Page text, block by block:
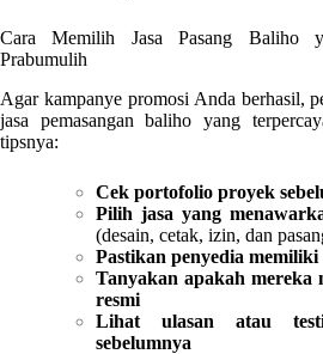
Cara Memilih Jasa Pasang Baliho
Prabumulih
Agar kampanye promosi Anda berhasil,
jasa pemasangan baliho yang
tipsnya:
Cek portofolio proyek
Pilih jasa yang
(desain, cetak, izin, dan
Pastikan penyedia
Tanyakan apakah mereka
resmi
Lihat ulasan atau
sebelumnya